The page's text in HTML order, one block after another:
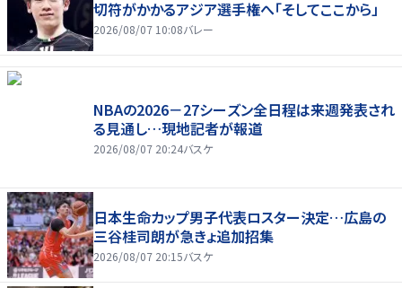
切符がかかるアジア選手権へ「そしてここから」
2026/08/07 10:08バレー
NBAの2026－27シーズン全日程は来週発表され
る見通し…現地記者が報道
2026/08/07 20:24バスケ
日本生命カップ男子代表ロスター決定…広島の
三谷桂司朗が急きょ追加招集
2026/08/07 20:15バスケ